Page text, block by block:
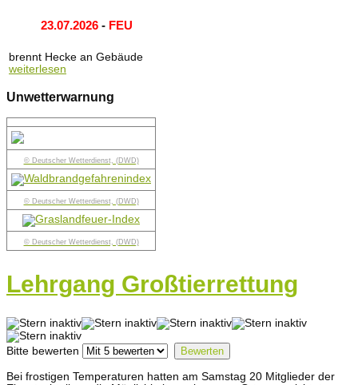
23.07.2026- FEU
brennt Hecke an Gebäude
weiterlesen
Unwetterwarnung
© Deutscher Wetterdienst, (DWD)
© Deutscher Wetterdienst, (DWD)
© Deutscher Wetterdienst, (DWD)
Lehrgang Großtierrettung
Bitte bewerten
Bei frostigen Temperaturen hatten am Samstag 20 Mitglieder der